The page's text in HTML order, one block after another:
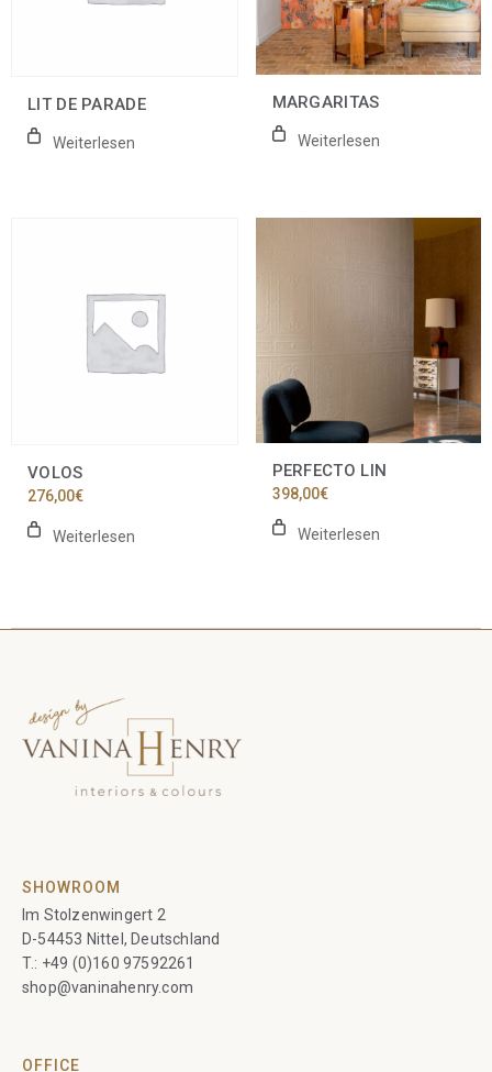
LIT DE PARADE
Weiterlesen
MARGARITAS
Weiterlesen
VOLOS
276,00€
Weiterlesen
PERFECTO LIN
398,00€
Weiterlesen
SHOWROOM
Im Stolzenwingert 2
D-54453 Nittel, Deutschland
T.: +49 (0)160 97592261
shop@vaninahenry.com
OFFICE